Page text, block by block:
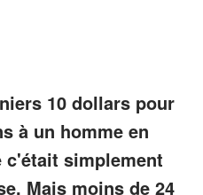
10 dollars pour
à un homme en
c'était simplement
Mais moins de 24